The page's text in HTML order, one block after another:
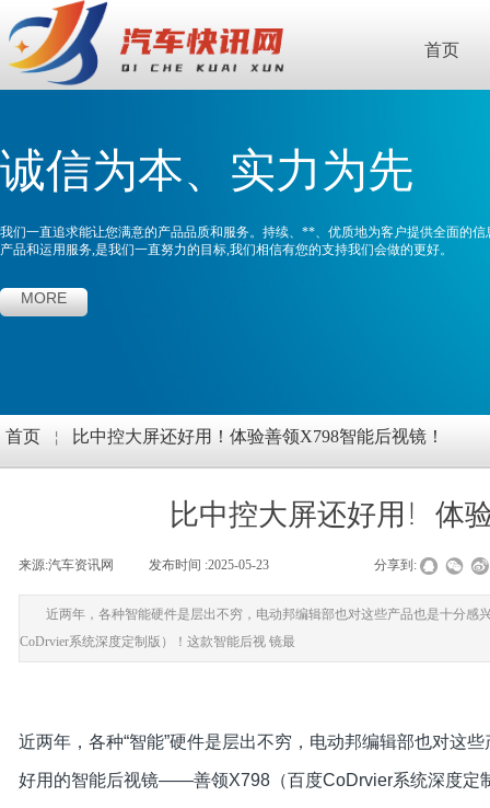
诚信为本、实力为先
我们一直追求能让您满意的产品品质和服务。持续、**、优质地为客户提供全面的信
产品和运用服务,是我们一直努力的目标,我们相信有您的支持我们会做的更好。
首页
MORE
首页 ￤ 比中控大屏还好用！体验善领X798智能后视镜！
比中控大屏还好用！体
来源:汽车资讯网 发布时间 :2025-05-23 分享到:
近两年，各种智能硬件是层出不穷，电动邦编辑部也对这些产品也是十分
CoDrvier系统深度定制版）！这款智能后视 镜最
近两年，各种“智能”硬件是层出不穷，电动邦编辑部也对这
好用的智能后视镜——善领X798（百度CoDrvier系统深度定